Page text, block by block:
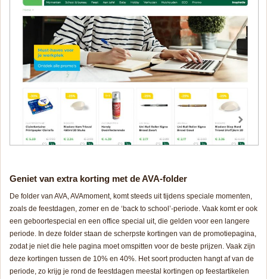
Geniet van extra korting met de AVA-folder
De folder van AVA, AVAmoment, komt steeds uit tijdens speciale momenten,
zoals de feestdagen, zomer en de ‘back to school’-periode. Vaak komt er ook
een geboortespecial en een office special uit, die gelden voor een langere
periode. In deze folder staan de scherpste kortingen van de promotiepagina,
zodat je niet die hele pagina moet omspitten voor de beste prijzen. Vaak zijn
deze kortingen tussen de 10% en 40%. Het soort producten hangt af van de
periode, zo krijg je rond de feestdagen meestal kortingen op feestartikelen